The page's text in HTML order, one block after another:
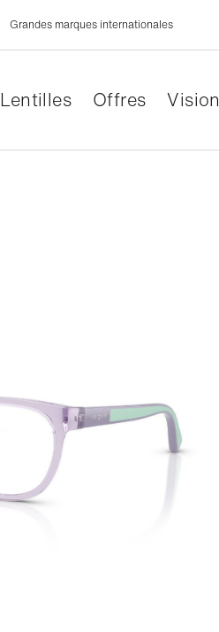
Grandes marques internationales
Lentilles Offres Vision